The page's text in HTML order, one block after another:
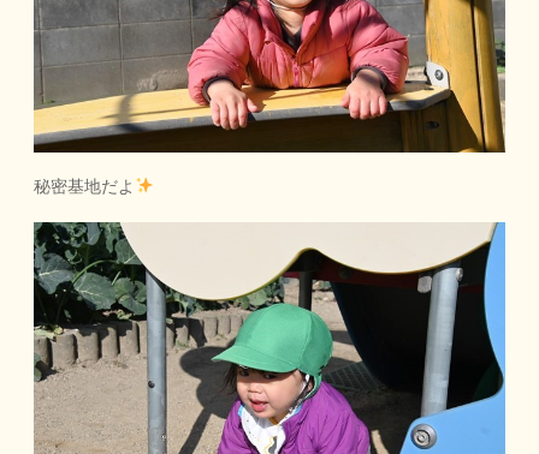
秘密基地だよ